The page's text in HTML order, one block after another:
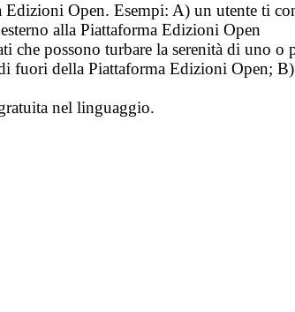
Open. Esempi: A) un utente ti
alla Piattaforma Edizioni Open
che possono turbare la serenità di uno
fuori della Piattaforma Edizioni Open;
nel linguaggio.